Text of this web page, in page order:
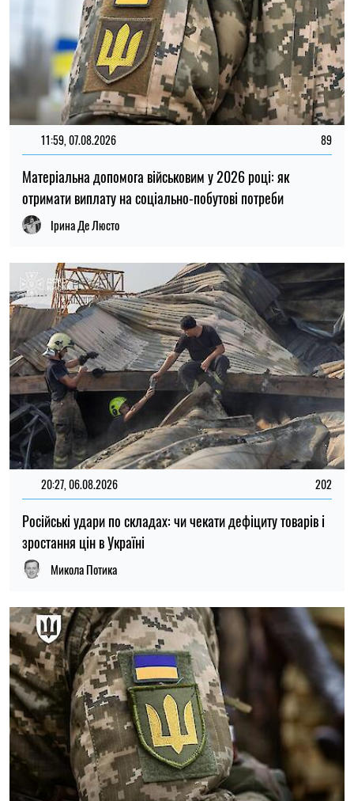
20:27, 06.08.2026
Російські удари по складах: чи чекати дефіциту товарів і
Микола Потика
15:59, 06.08.2026 86
Новий контракт у війську: Міноборони пояснило правила
Ірина Де Люсто
ОСТАННІ НОВИНИ
17:30
08.08.26
Як захистити улюбленця від спеки: перші
ознаки перегріву, які не можна ігнорувати
Чому ціна на каву може зрости: